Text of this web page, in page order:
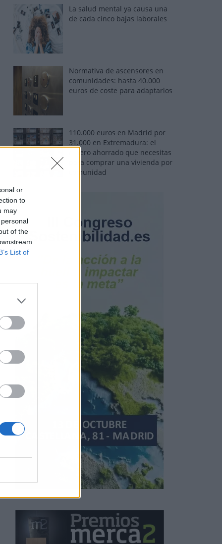
or
to
may
of the
List of
La salud mental ya causa una
de cada cinco bajas laborales
Normativa de ascensores en
comunidades: hasta 40.000
euros de coste para adaptarlos
110.000 euros en Madrid por
31.000 en Extremadura: el
dinero ahorrado que necesitas
para comprar una vivienda por
comunidad